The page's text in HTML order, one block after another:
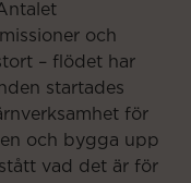
och
– flödet har
startades
för
och bygga upp
vad det är för